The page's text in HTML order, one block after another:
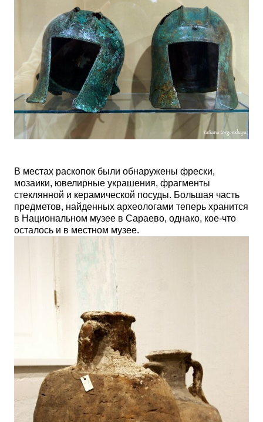
В местах раскопок были обнаружены фрески,
мозаики, ювелирные украшения, фрагменты
стеклянной и керамической посуды. Большая часть
предметов, найденных археологами теперь хранится
в Национальном музее в Сараево, однако, кое-что
осталось и в местном музее.